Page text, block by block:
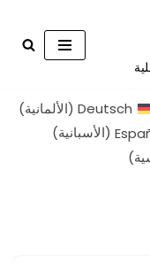
Deutsch
(الألمانية)
(الأسبانية)
)